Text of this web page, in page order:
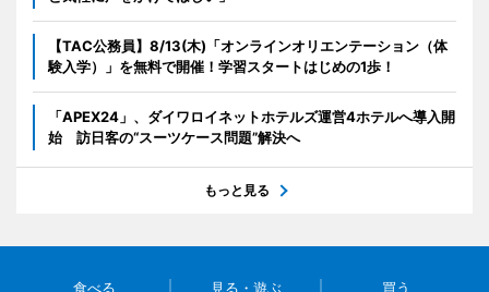
【TAC公務員】8/13(木)「オンラインオリエンテーション（体
験入学）」を無料で開催！学習スタートはじめの1歩！
「APEX24」、ダイワロイネットホテルズ運営4ホテルへ導入開
始 訪日客の“スーツケース問題”解決へ
もっと見る
食べる 見る・遊ぶ 買う